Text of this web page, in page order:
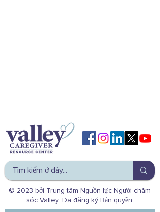
© 2023 bởi Trung tâm Nguồn lực Người chăm
sóc Valley. Đã đăng ký Bản quyền.